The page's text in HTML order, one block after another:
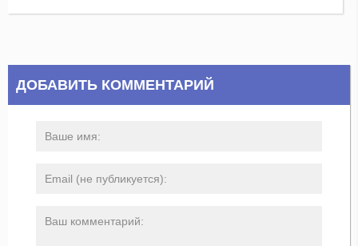
ДОБАВИТЬ КОММЕНТАРИЙ